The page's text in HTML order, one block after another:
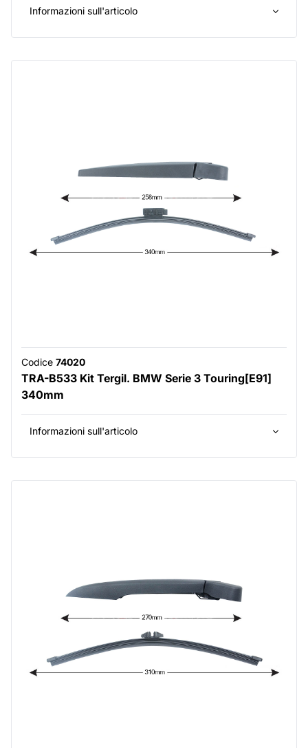
Informazioni sull'articolo
Codice 74020
TRA-B533 Kit Tergil. BMW Serie 3 Touring[E91]
340mm
Informazioni sull'articolo